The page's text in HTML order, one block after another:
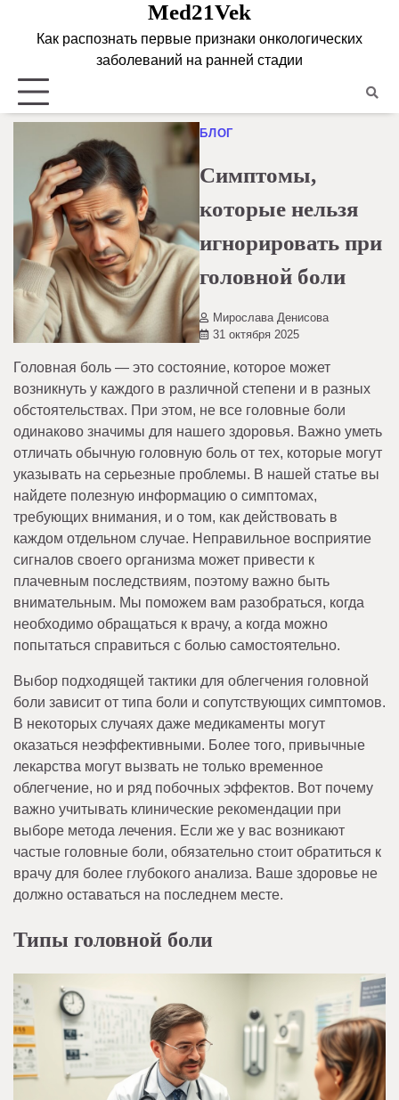
Med21Vek
Как распознать первые признаки онкологических
заболеваний на ранней стадии
БЛОГ
Симптомы,
которые нельзя
игнорировать при
головной боли
Мирослава Денисова
31 октября 2025
Головная боль — это состояние, которое может
возникнуть у каждого в различной степени и в разных
обстоятельствах. При этом, не все головные боли
одинаково значимы для нашего здоровья. Важно уметь
отличать обычную головную боль от тех, которые могут
указывать на серьезные проблемы. В нашей статье вы
найдете полезную информацию о симптомах,
требующих внимания, и о том, как действовать в
каждом отдельном случае. Неправильное восприятие
сигналов своего организма может привести к
плачевным последствиям, поэтому важно быть
внимательным. Мы поможем вам разобраться, когда
необходимо обращаться к врачу, а когда можно
попытаться справиться с болью самостоятельно.
Выбор подходящей тактики для облегчения головной
боли зависит от типа боли и сопутствующих симптомов.
В некоторых случаях даже медикаменты могут
оказаться неэффективными. Более того, привычные
лекарства могут вызвать не только временное
облегчение, но и ряд побочных эффектов. Вот почему
важно учитывать клинические рекомендации при
выборе метода лечения. Если же у вас возникают
частые головные боли, обязательно стоит обратиться к
врачу для более глубокого анализа. Ваше здоровье не
должно оставаться на последнем месте.
Типы головной боли